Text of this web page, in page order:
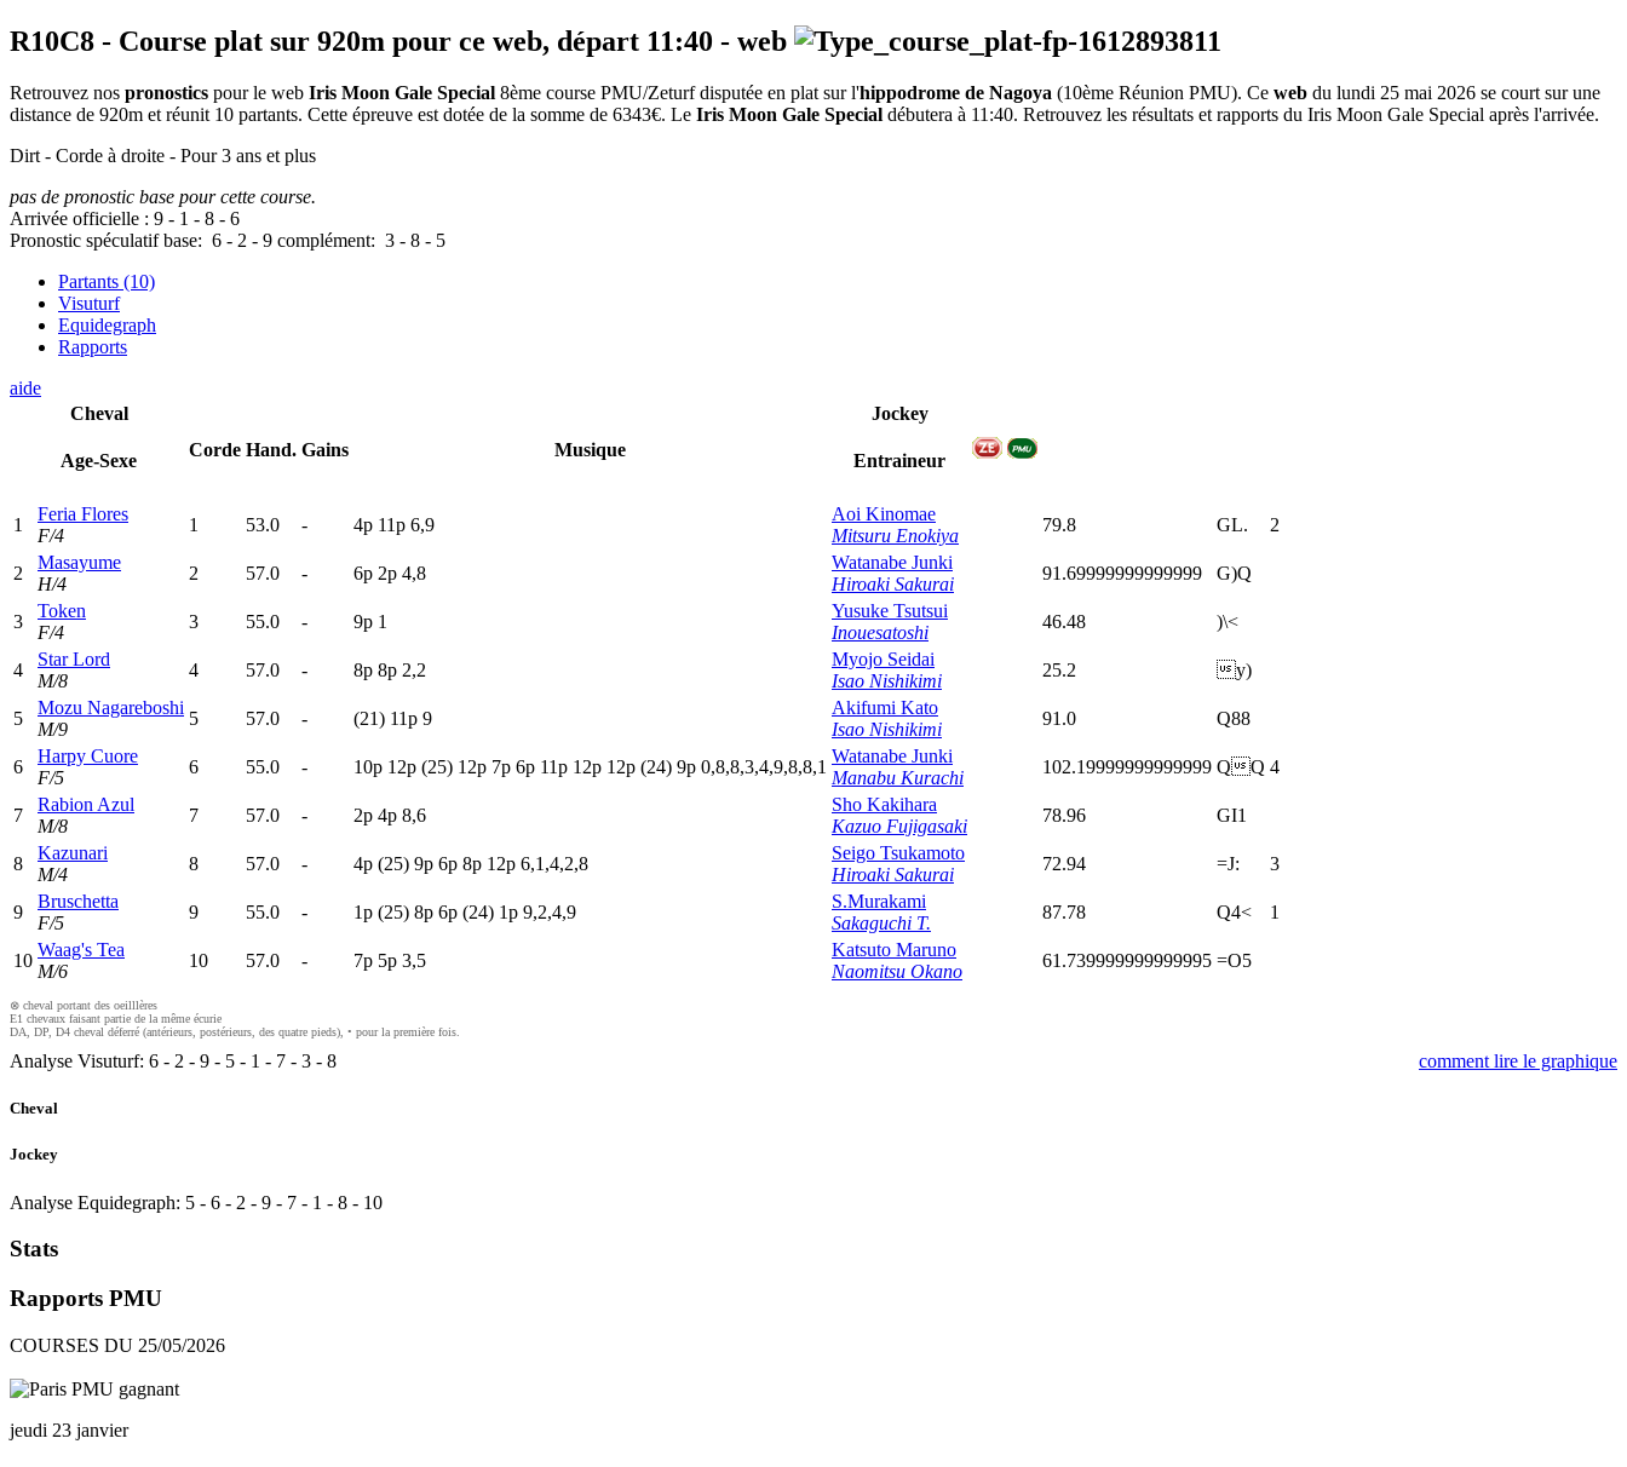
R10C8 - Course plat sur 920m pour ce web, départ 11:40 - web
Retrouvez nos pronostics pour le web Iris Moon Gale Special 8ème course PMU/Zeturf disputée en plat sur l'hippodrome de Nagoya (10ème Réunion PMU). Ce web du lundi 25 mai 2026 se court sur une
distance de 920m et réunit 10 partants. Cette épreuve est dotée de la somme de 6343€. Le Iris Moon Gale Special débutera à 11:40. Retrouvez les résultats et rapports du Iris Moon Gale Special après l'arrivée.
Dirt - Corde à droite - Pour 3 ans et plus
pas de pronostic base pour cette course.
Arrivée officielle : 9 - 1 - 8 - 6
Pronostic spéculatif base: 6 - 2 - 9 complément: 3 - 8 - 5
Partants (10)
Visuturf
Equidegraph
Rapports
aide
Cheval
Age-Sexe
Corde Hand. Gains Musique
Jockey
Entraineur
1
Feria Flores
F/4
1 53.0 - 4p 11p 6,9
Aoi Kinomae
Mitsuru Enokiya
79.8 GL. 2
2
Masayume
H/4
2 57.0 - 6p 2p 4,8
Watanabe Junki
Hiroaki Sakurai
91.69999999999999 G)Q
3
Token
F/4
3 55.0 - 9p 1
Yusuke Tsutsui
Inouesatoshi
46.48 )\<
4
Star Lord
M/8
4 57.0 - 8p 8p 2,2
Myojo Seidai
Isao Nishikimi
25.2 y)
5
Mozu Nagareboshi
M/9
5 57.0 - (21) 11p 9
Akifumi Kato
Isao Nishikimi
91.0 Q88
6
Harpy Cuore
F/5
6 55.0 - 10p 12p (25) 12p 7p 6p 11p 12p 12p (24) 9p 0,8,8,3,4,9,8,8,1
Watanabe Junki
Manabu Kurachi
102.19999999999999 QQ 4
7
Rabion Azul
M/8
7 57.0 - 2p 4p 8,6
Sho Kakihara
Kazuo Fujigasaki
78.96 GI1
8
Kazunari
M/4
8 57.0 - 4p (25) 9p 6p 8p 12p 6,1,4,2,8
Seigo Tsukamoto
Hiroaki Sakurai
72.94 =J: 3
9
Bruschetta
F/5
9 55.0 - 1p (25) 8p 6p (24) 1p 9,2,4,9
S.Murakami
Sakaguchi T.
87.78 Q4< 1
10
Waag's Tea
M/6
10 57.0 - 7p 5p 3,5
Katsuto Maruno
Naomitsu Okano
61.739999999999995 =O5
⊗ cheval portant des oeilllères
E1 chevaux faisant partie de la même écurie
DA, DP, D4 cheval déferré (antérieurs, postérieurs, des quatre pieds), • pour la première fois.
Analyse Visuturf: 6 - 2 - 9 - 5 - 1 - 7 - 3 - 8 comment lire le graphique
Cheval
Jockey
Analyse Equidegraph: 5 - 6 - 2 - 9 - 7 - 1 - 8 - 10
Stats
Rapports PMU
COURSES DU 25/05/2026
jeudi 23 janvier